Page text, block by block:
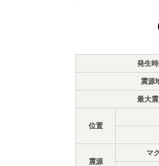
発生時
震源
最大
位置
震源
マ